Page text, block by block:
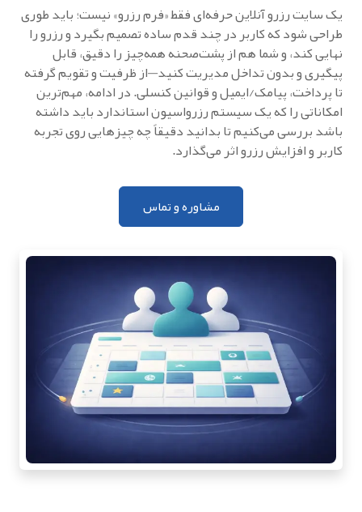
یک سایت رزرو آنلاین حرفه‌ای فقط «فرم رزرو» نیست؛ باید طوری
طراحی شود که کاربر در چند قدم ساده تصمیم بگیرد و رزرو را
نهایی کند، و شما هم از پشت‌صحنه همه‌چیز را دقیق، قابل
پیگیری و بدون تداخل مدیریت کنید—از ظرفیت و تقویم گرفته
تا پرداخت، پیامک/ایمیل و قوانین کنسلی. در ادامه، مهم‌ترین
امکاناتی را که یک سیستم رزرواسیون استاندارد باید داشته
باشد بررسی می‌کنیم تا بدانید دقیقاً چه چیزهایی روی تجربه
کاربر و افزایش رزرو اثر می‌گذارد.
مشاوره و تماس